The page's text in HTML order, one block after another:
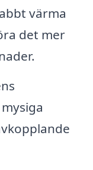
värma
det mer